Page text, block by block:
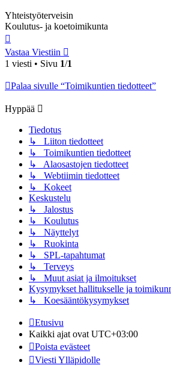
Yhteistyöterveisin
Koulutus- ja koetoimikunta
Vastaa Viestiin
1 viesti • Sivu 1/1
Palaa sivulle “Toimikuntien tiedotteet”
Hyppää
Tiedotus
↳ Liiton tiedotteet
↳ Toimikuntien tiedotteet
↳ Alaosastojen tiedotteet
↳ Webtiimin tiedotteet
↳ Kokeet
Keskustelu
↳ Jalostus
↳ Koulutus
↳ Näyttelyt
↳ Ruokinta
↳ SPL-tapahtumat
↳ Terveys
↳ Muut asiat ja ilmoitukset
Kysymykset hallitukselle ja
↳ Koesääntökysymykset
Etusivu
Kaikki ajat ovat UTC+03:00
Poista evästeet
Viesti Ylläpidolle